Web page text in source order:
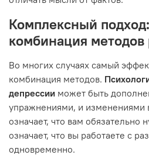
Комплексный
комбинация методов
Во многих случаях самый
комбинация методов.
депрессии может быть
упражнениями, и изменениями
означает, что вам обязательно
означает, что вы работаете с
одновременно.